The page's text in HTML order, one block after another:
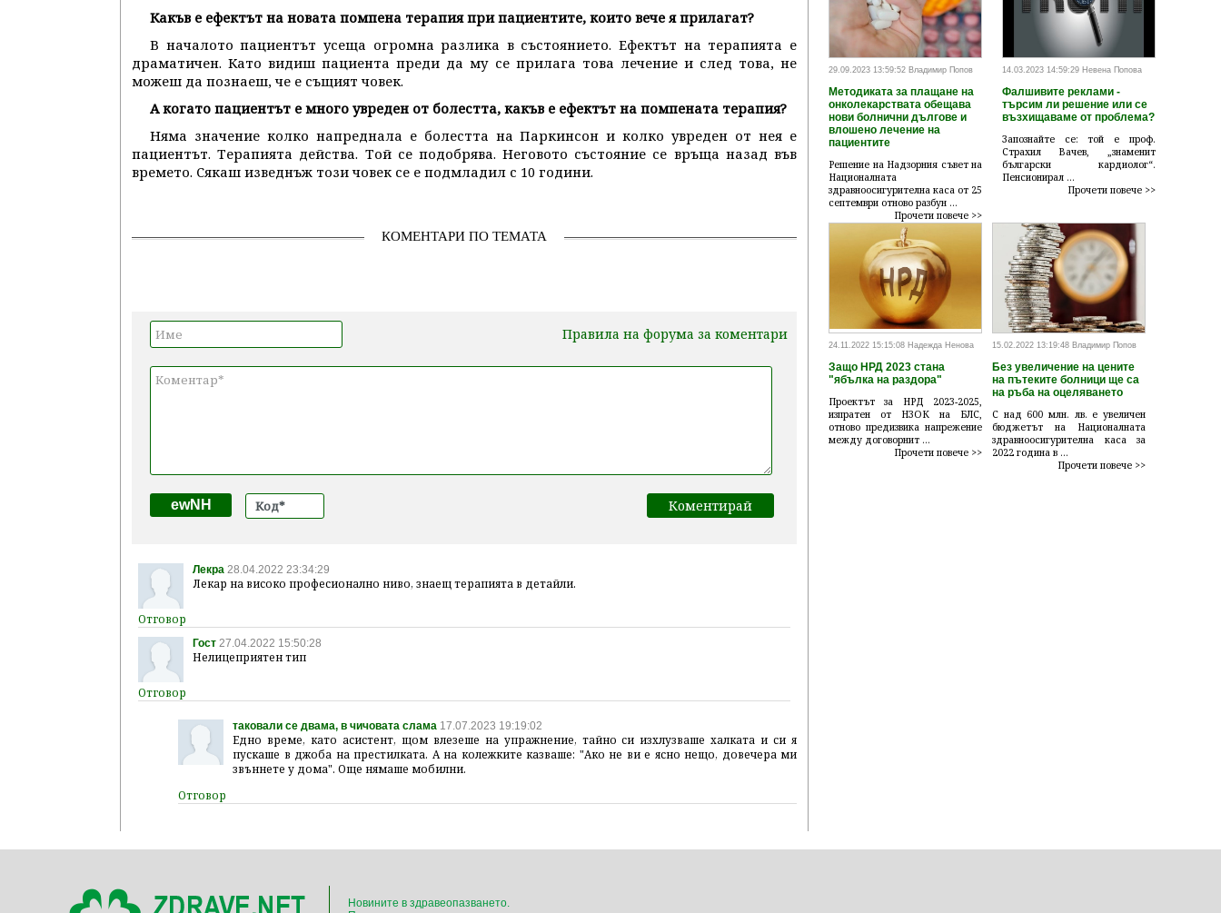
Какъв е ефектът на новата помпена терапия при пациентите, които вече я прилагат?
В началото пациентът усеща огромна разлика в състоянието. Ефектът на терапията е
драматичен. Като видиш пациента преди да му се прилага това лечение и след това, не
можеш да познаеш, че е същият човек.
А когато пациентът е много увреден от болестта, какъв е ефектът на помпената терапия?
Няма значение колко напреднала е болестта на Паркинсон и колко увреден от нея е
пациентът. Терапията действа. Той се подобрява. Неговото състояние се връща назад във
времето. Сякаш изведнъж този човек се е подмладил с 10 години.
КОМЕНТАРИ ПО ТЕМАТА
Правила на форума за коментари
ewNH
Лекра 28.04.2022 23:34:29
Лекар на високо професионално ниво, знаещ терапията в детайли.
Гост 27.04.2022 15:50:28
Нелицеприятен тип
таковали се двама, в чичовата слама 17.07.2023 19:19:02
Едно време, като асистент, щом влезеше на упражнение, тайно си изхлузваше халката и си я
пускаше в джоба на престилката. А на колежките казваше: "Ако не ви е ясно нещо, довечера ми
звъннете у дома". Още нямаше мобилни.
29.09.2023 13:59:52 Владимир Попов
Методиката за плащане на
онколекарствата обещава
нови болнични дългове и
влошено лечение на
пациентите
Решение на Надзорния съвет на
Националната
здравноосигурителна каса от 25
септември отново разбун ...
Прочети повече >>
14.03.2023 14:59:29 Невена Попова
Фалшивите реклами -
търсим ли решение или се
възхищаваме от проблема?
Запознайте се: той е проф.
Страхил Вачев, „знаменит
български кардиолог“.
Пенсионирал ...
Прочети повече >>
24.11.2022 15:15:08 Надежда Ненова
Защо НРД 2023 стана
"ябълка на раздора"
Проектът за НРД 2023-2025,
изпратен от НЗОК на БЛС,
отново предизвика напрежение
между договорнит ...
Прочети повече >>
15.02.2022 13:19:48 Владимир Попов
Без увеличение на цените
на пътеките болници ще са
на ръба на оцеляването
С над 600 млн. лв. е увеличен
бюджетът на Националната
здравноосигурителна каса за
2022 година в ...
Прочети повече >>
Новините в здравеопазването.